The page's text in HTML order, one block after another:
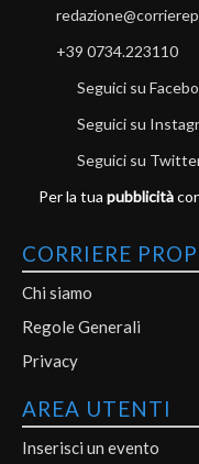
+39 0734.223110
Seguici su
Seguici su
Seguici su
Per la tua pubblicità
CORRIERE
Chi siamo
Regole Generali
Privacy
AREA UTENTI
Inserisci un evento